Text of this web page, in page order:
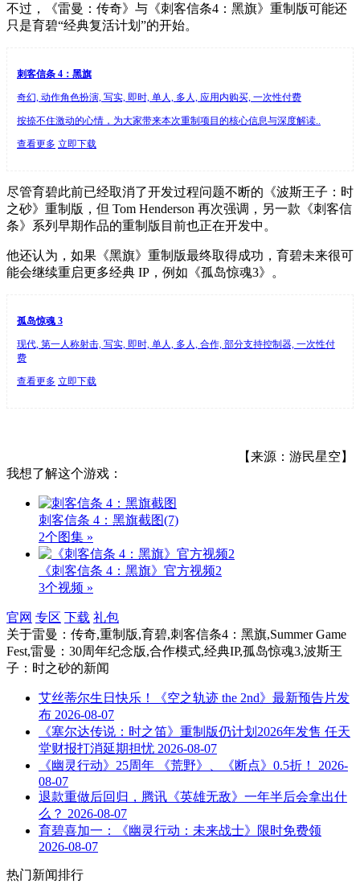
不过，《雷曼：传奇》与《刺客信条4：黑旗》重制版可能还
只是育碧“经典复活计划”的开始。
刺客信条 4：黑旗
奇幻, 动作角色扮演, 写实, 即时, 单人, 多人, 应用内购买, 一次性付费
按捺不住激动的心情，为大家带来本次重制项目的核心信息与深度解读..
查看更多 立即下载
尽管育碧此前已经取消了开发过程问题不断的《波斯王子：时
之砂》重制版，但 Tom Henderson 再次强调，另一款《刺客信
条》系列早期作品的重制版目前也正在开发中。
他还认为，如果《黑旗》重制版最终取得成功，育碧未来很可
能会继续重启更多经典 IP，例如《孤岛惊魂3》。
孤岛惊魂 3
现代, 第一人称射击, 写实, 即时, 单人, 多人, 合作, 部分支持控制器, 一次性付
费
查看更多 立即下载
【来源：游民星空】
我想了解这个游戏：
刺客信条 4：黑旗截图(7)
2个图集 »
《刺客信条 4：黑旗》官方视频2
3个视频 »
官网 专区 下载 礼包
关于雷曼：传奇,重制版,育碧,刺客信条4：黑旗,Summer Game
Fest,雷曼：30周年纪念版,合作模式,经典IP,孤岛惊魂3,波斯王
子：时之砂的新闻
艾丝蒂尔生日快乐！《空之轨迹 the 2nd》最新预告片发
布 2026-08-07
《塞尔达传说：时之笛》重制版仍计划2026年发售 任天
堂财报打消延期担忧 2026-08-07
《幽灵行动》25周年 《荒野》、《断点》0.5折！
2026-
08-07
退款重做后回归，腾讯《英雄无敌》一年半后会拿出什
么？ 2026-08-07
育碧喜加一：《幽灵行动：未来战士》限时免费领
2026-08-07
热门新闻排行